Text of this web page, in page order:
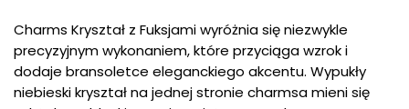
Charms Kryształ z Fuksjami wyróżnia się niezwykle
precyzyjnym wykonaniem, które przyciąga wzrok i
dodaje bransoletce eleganckiego akcentu. Wypukły
niebieski kryształ na jednej stronie charmsa mieni się